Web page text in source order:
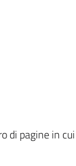
di pagine in